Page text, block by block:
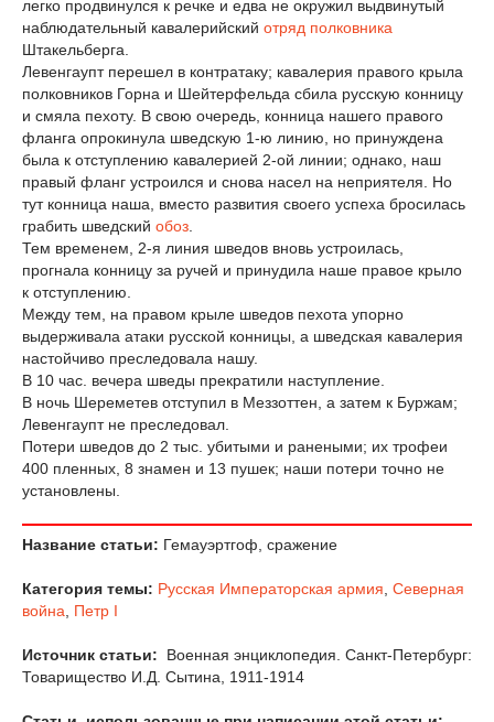
легко продвинулся к речке и едва не окружил выдвинутый
наблюдательный кавалерийский отряд полковника
Штакельберга.
Левенгаупт перешел в контратаку; кавалерия правого крыла
полковников Горна и Шейтерфельда сбила русскую конницу
и смяла пехоту. В свою очередь, конница нашего правого
фланга опрокинула шведскую 1-ю линию, но принуждена
была к отступлению кавалерией 2-ой линии; однако, наш
правый фланг устроился и снова насел на неприятеля. Но
тут конница наша, вместо развития своего успеха бросилась
грабить шведский обоз
Тем временем, 2-я линия шведов вновь устроилась,
прогнала конницу за ручей и принудила наше правое крыло
к отступлению.
Между тем, на правом крыле шведов пехота упорно
выдерживала атаки русской конницы, а шведская кавалерия
настойчиво преследовала нашу.
В 10 час. вечера шведы прекратили наступление.
В ночь Шереметев отступил в Меззоттен, а затем к Буржам;
Левенгаупт не преследовал.
Потери шведов до 2 тыс. убитыми и ранеными; их трофеи
400 пленных, 8 знамен и 13 пушек; наши потери точно не
установлены.
Название статьи: Гемауэртгоф, сражение
Категория темы: Русская Императорская армия Северная
война
Петр I
Источник статьи:
Военная энциклопедия. Санкт-Петербург:
Товарищество И.Д. Сытина, 1911-1914